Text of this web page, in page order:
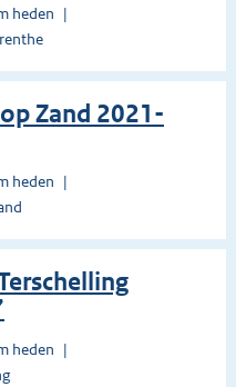
heden
Zand 2021-
heden
heden